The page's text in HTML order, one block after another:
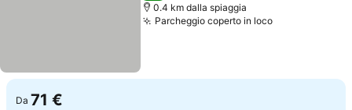
0.4 km dalla spiaggia
Parcheggio coperto in locoScopri i
Da 71 €